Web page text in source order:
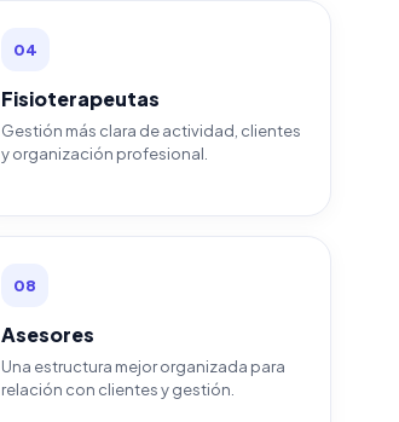
04
Fisioterapeutas
Gestión más clara de actividad, clientes
y organización profesional.
08
Asesores
Una estructura mejor organizada para
relación con clientes y gestión.